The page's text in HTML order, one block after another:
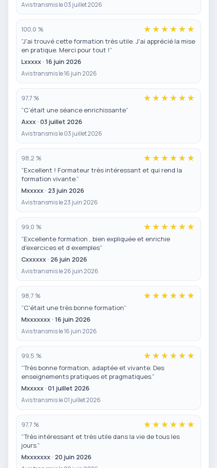
Avis transmis le 03 juillet 2026
100,0 %
“J'ai trouvé cette formation très utile. J'ai apprécié la mise
en pratique. Merci pour tout !”
Lxxxxx · 16 juin 2026
Avis transmis le 16 juin 2026
97,7 %
“C’était une séance enrichissante”
Axxx · 03 juillet 2026
Avis transmis le 03 juillet 2026
98,2 %
“Excellent ! Formateur très intéressant et qui rend la
formation vivante.”
Mxxxxx · 23 juin 2026
Avis transmis le 23 juin 2026
99,0 %
“Excellente formation , bien expliquée et enrichie
d'exercices et d exemples”
Cxxxxxx · 26 juin 2026
Avis transmis le 26 juin 2026
98,7 %
“C'était une très bonne formation”
Mxxxxxxx · 16 juin 2026
Avis transmis le 16 juin 2026
99,5 %
“Très bonne formation, adaptée et vivante. Des
enseignements pratiques et pragmatiques.”
Mxxxxx · 01 juillet 2026
Avis transmis le 01 juillet 2026
97,7 %
“Très intéressant et très utile dans la vie de tous les
jours.”
Mxxxxxxx · 20 juin 2026